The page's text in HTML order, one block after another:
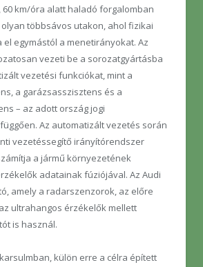
km/óra alatt haladó forgalomban
többsávos utakon, ahol fizikai
egymástól a menetirányokat. Az
vezeti be a sorozatgyártásba
vezetési funkciókat, mint a
a garázsasszisztens és a
– az adott ország jogi
Az automatizált vezetés során
vezetéssegítő irányítórendszer
a jármű környezetének
adatainak fúziójával. Az Audi
amely a radarszenzorok, az előre
ultrahangos érzékelők mellett
is használ.
külön erre a célra épített